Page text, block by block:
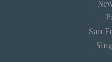
San